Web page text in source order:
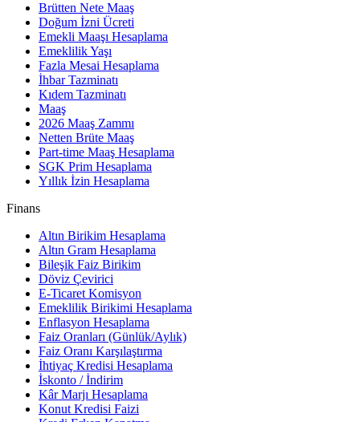
Brütten Nete Maaş
Doğum İzni Ücreti
Emekli Maaşı Hesaplama
Emeklilik Yaşı
Fazla Mesai Hesaplama
İhbar Tazminatı
Kıdem Tazminatı
Maaş
2026 Maaş Zammı
Netten Brüte Maaş
Part-time Maaş Hesaplama
SGK Prim Hesaplama
Yıllık İzin Hesaplama
Finans
Altın Birikim Hesaplama
Altın Gram Hesaplama
Bileşik Faiz Birikim
Döviz Çevirici
E-Ticaret Komisyon
Emeklilik Birikimi Hesaplama
Enflasyon Hesaplama
Faiz Oranları (Günlük/Aylık)
Faiz Oranı Karşılaştırma
İhtiyaç Kredisi Hesaplama
İskonto / İndirim
Kâr Marjı Hesaplama
Konut Kredisi Faizi